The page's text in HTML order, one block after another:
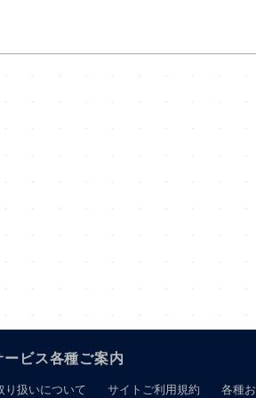
ービス各種ご案内
り扱いについて サイトご利用規約 各種